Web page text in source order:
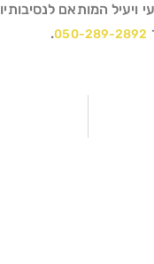
המותאם
050-289-2892​
.